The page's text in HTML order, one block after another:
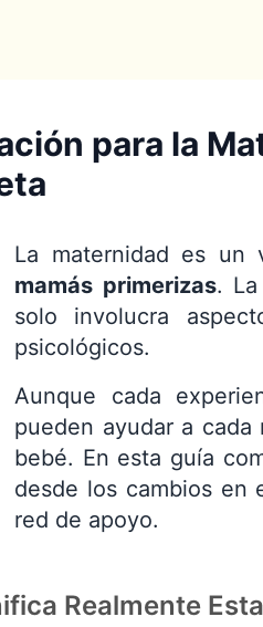
para la
La maternidad es un
mamás primerizas.
solo involucra
psicológicos.
Aunque cada
pueden ayudar a cada
bebé. En esta guía
desde los cambios en
red de apoyo.
Realmente